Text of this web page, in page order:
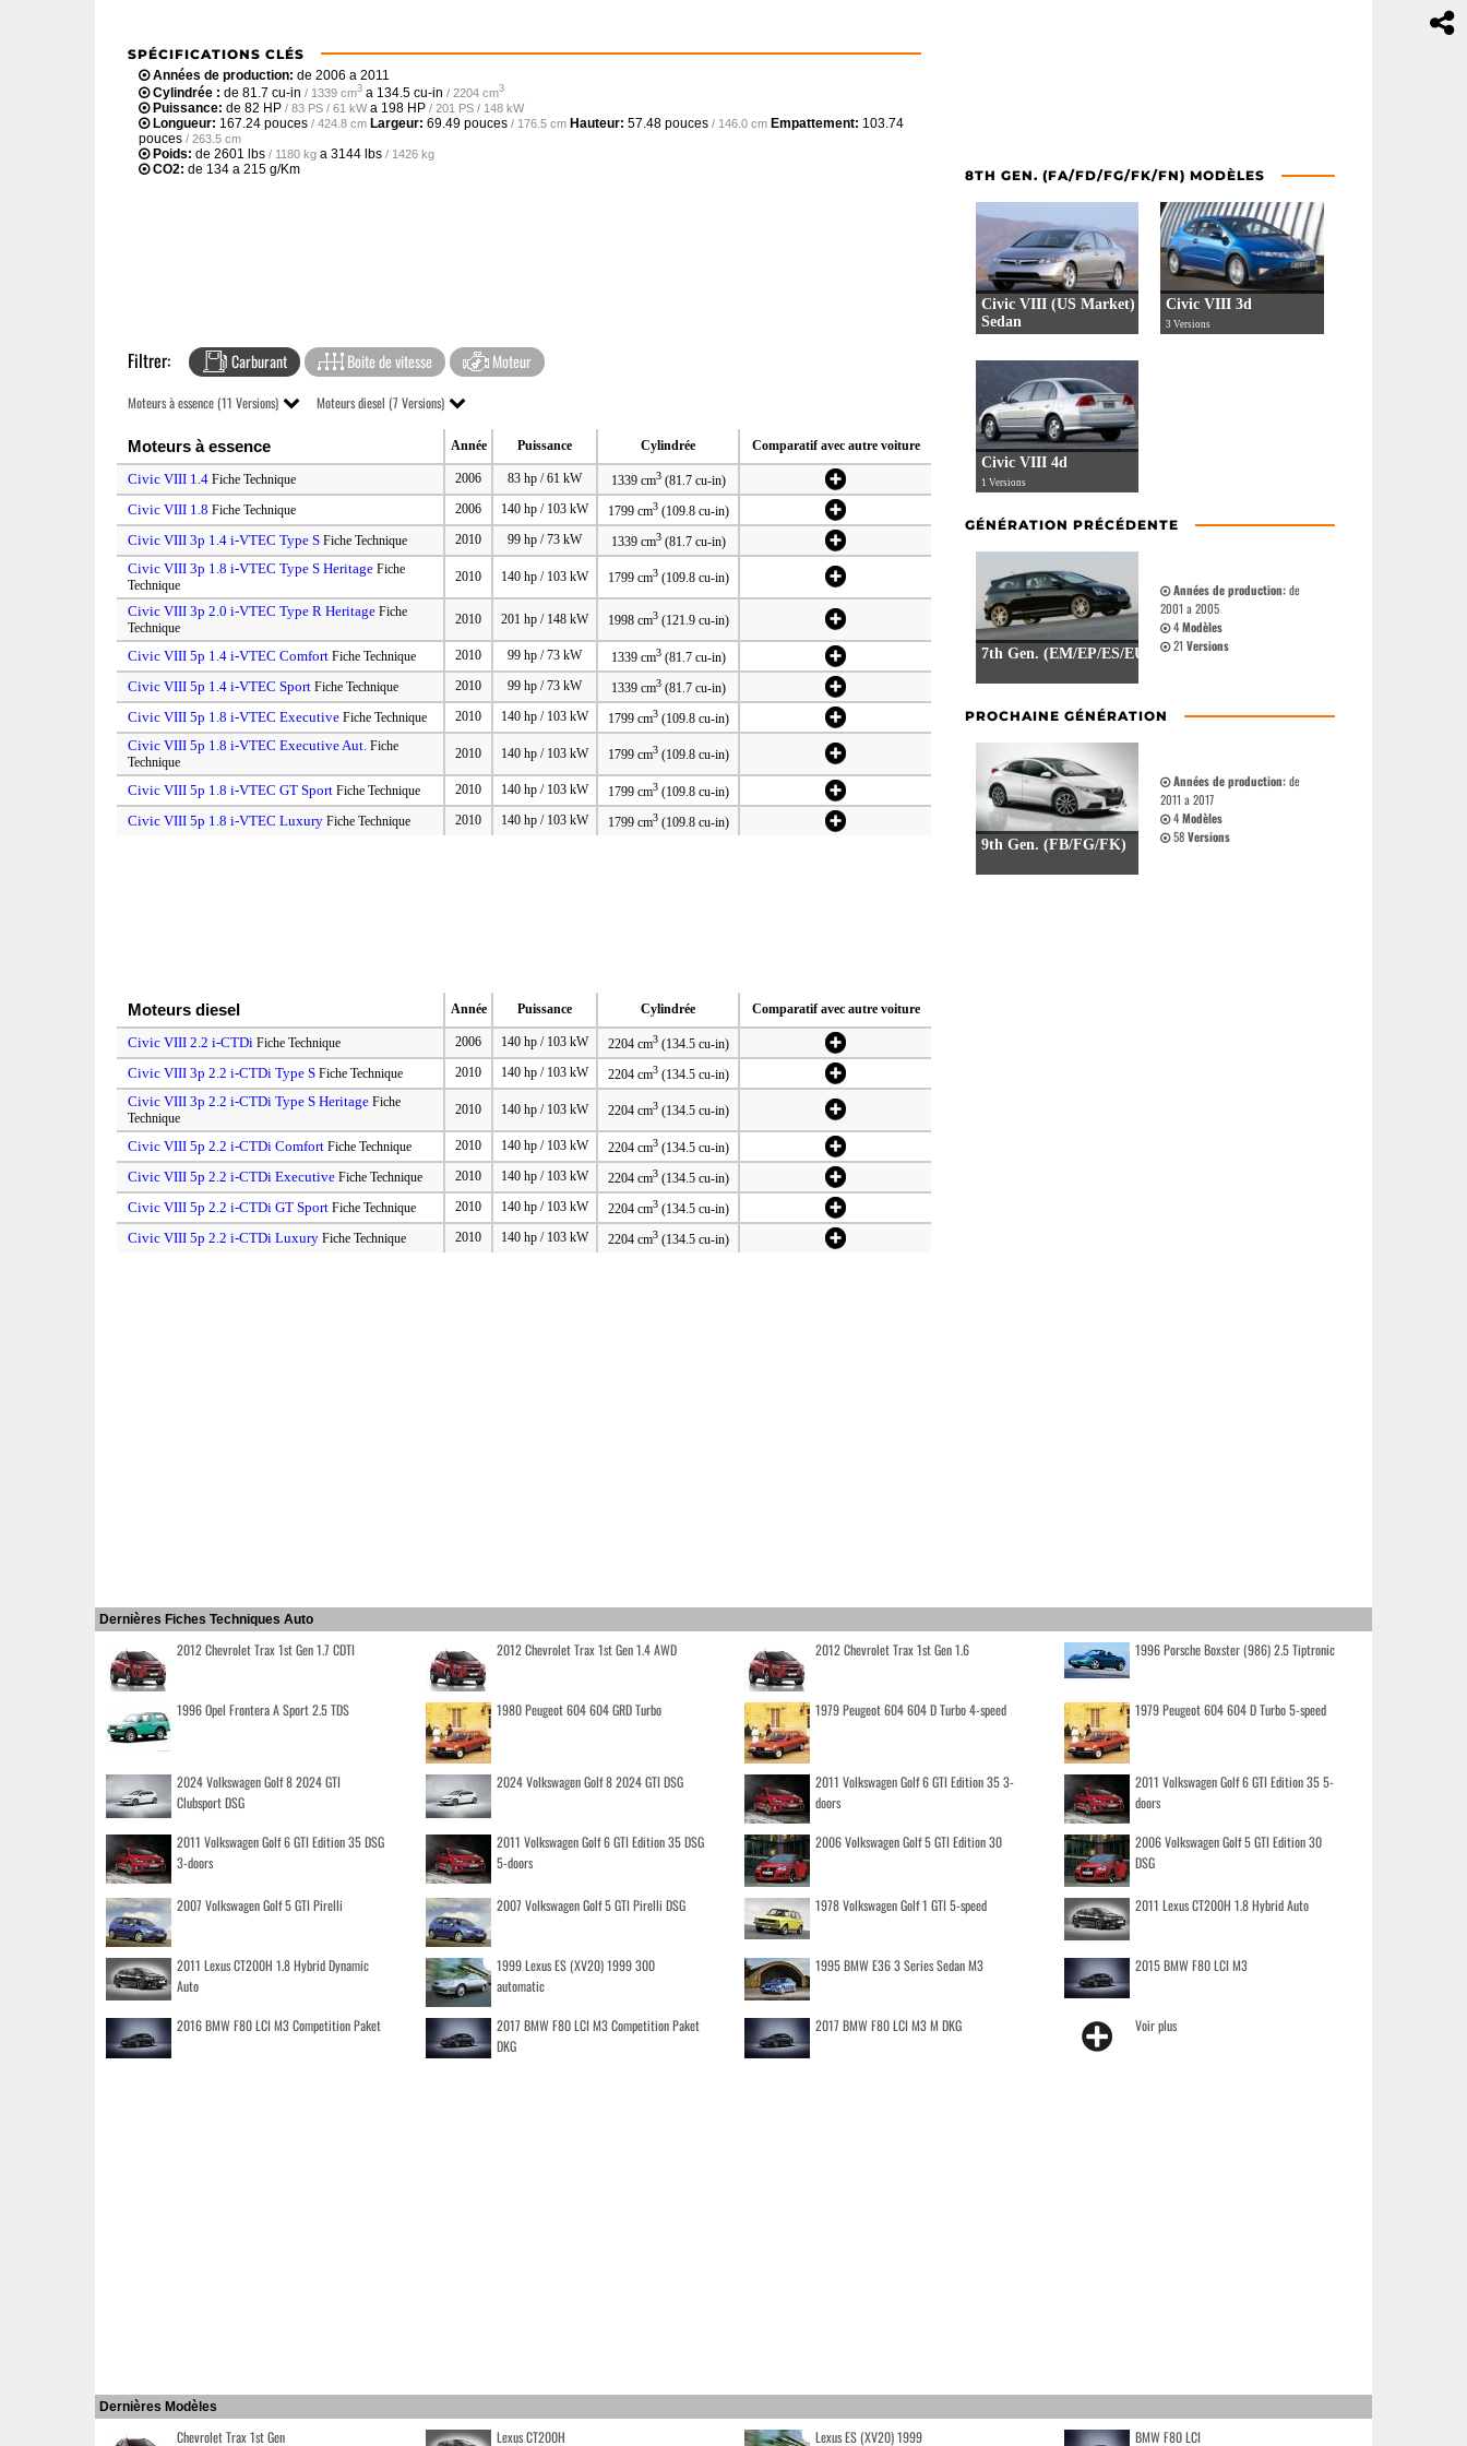
SPÉCIFICATIONS CLÉS
Années de production: de 2006 a 2011
Cylindrée : de 81.7 cu-in / 1339 cm3 a 134.5 cu-in / 2204 cm3
Puissance: de 82 HP / 83 PS / 61 kWa 198 HP / 201 PS / 148 kW
Longueur: 167.24 pouces / 424.8 cm Largeur: 69.49 pouces / 176.5 cm Hauteur: 57.48 pouces / 146.0 cm Empattement: 103.74
pouces / 263.5 cm
Poids: de 2601 lbs / 1180 kg a 3144 lbs / 1426 kg
CO2: de 134 a 215 g/Km
Filtrer: Carburant Boite de vitesse Moteur
Moteurs à essence (11 Versions) Moteurs diesel (7 Versions)
Moteurs à essence Année Puissance Cylindrée Comparatif avec autre voiture
Civic VIII 1.4 Fiche Technique 2006 83 hp / 61 kW 1339 cm3(81.7 cu-in)
Civic VIII 1.8 Fiche Technique 2006 140 hp / 103 kW 1799 cm3(109.8 cu-in)
Civic VIII 3p 1.4 i-VTEC Type S Fiche Technique 2010 99 hp / 73 kW 1339 cm3(81.7 cu-in)
Civic VIII 3p 1.8 i-VTEC Type S Heritage Fiche
Technique
2010 140 hp / 103 kW 1799 cm3(109.8 cu-in)
Civic VIII 3p 2.0 i-VTEC Type R Heritage Fiche
Technique
2010 201 hp / 148 kW 1998 cm3(121.9 cu-in)
Civic VIII 5p 1.4 i-VTEC Comfort Fiche Technique 2010 99 hp / 73 kW 1339 cm3(81.7 cu-in)
Civic VIII 5p 1.4 i-VTEC Sport Fiche Technique 2010 99 hp / 73 kW 1339 cm3(81.7 cu-in)
Civic VIII 5p 1.8 i-VTEC Executive Fiche Technique 2010 140 hp / 103 kW 1799 cm3(109.8 cu-in)
Civic VIII 5p 1.8 i-VTEC Executive Aut. Fiche
Technique
2010 140 hp / 103 kW 1799 cm3(109.8 cu-in)
Civic VIII 5p 1.8 i-VTEC GT Sport Fiche Technique 2010 140 hp / 103 kW 1799 cm3(109.8 cu-in)
Civic VIII 5p 1.8 i-VTEC Luxury Fiche Technique 2010 140 hp / 103 kW 1799 cm3(109.8 cu-in)
Moteurs diesel Année Puissance Cylindrée Comparatif avec autre voiture
Civic VIII 2.2 i-CTDi Fiche Technique 2006 140 hp / 103 kW 2204 cm3(134.5 cu-in)
Civic VIII 3p 2.2 i-CTDi Type S Fiche Technique 2010 140 hp / 103 kW 2204 cm3(134.5 cu-in)
Civic VIII 3p 2.2 i-CTDi Type S Heritage Fiche
Technique
2010 140 hp / 103 kW 2204 cm3(134.5 cu-in)
Civic VIII 5p 2.2 i-CTDi Comfort Fiche Technique 2010 140 hp / 103 kW 2204 cm3(134.5 cu-in)
Civic VIII 5p 2.2 i-CTDi Executive Fiche Technique 2010 140 hp / 103 kW 2204 cm3(134.5 cu-in)
Civic VIII 5p 2.2 i-CTDi GT Sport Fiche Technique 2010 140 hp / 103 kW 2204 cm3(134.5 cu-in)
Civic VIII 5p 2.2 i-CTDi Luxury Fiche Technique 2010 140 hp / 103 kW 2204 cm3(134.5 cu-in)
8TH GEN. (FA/FD/FG/FK/FN) MODÈLES
Civic VIII (US Market)
Sedan
Civic VIII 3d
3 Versions
Civic VIII 4d
1 Versions
GÉNÉRATION PRÉCÉDENTE
7th Gen. (EM/EP/ES/EU)
Années de production:de
2001 a 2005
4Modèles
21Versions
PROCHAINE GÉNÉRATION
9th Gen. (FB/FG/FK)
Années de production:de
2011 a 2017
4Modèles
58Versions
Dernières Fiches Techniques Auto
2012 Chevrolet Trax 1st Gen 1.7 CDTI 2012 Chevrolet Trax 1st Gen 1.4 AWD 2012 Chevrolet Trax 1st Gen 1.6 1996 Porsche Boxster (986) 2.5 Tiptronic
1996 Opel Frontera A Sport 2.5 TDS 1980 Peugeot 604 604 GRD Turbo 1979 Peugeot 604 604 D Turbo 4-speed 1979 Peugeot 604 604 D Turbo 5-speed
2024 Volkswagen Golf 8 2024 GTI
Clubsport DSG
2024 Volkswagen Golf 8 2024 GTI DSG
2011 Volkswagen Golf 6 GTI Edition 35 3-
doors
2011 Volkswagen Golf 6 GTI Edition 35 5-
doors
2011 Volkswagen Golf 6 GTI Edition 35 DSG
3-doors
2011 Volkswagen Golf 6 GTI Edition 35 DSG
5-doors
2006 Volkswagen Golf 5 GTI Edition 30
2006 Volkswagen Golf 5 GTI Edition 30
DSG
2007 Volkswagen Golf 5 GTI Pirelli 2007 Volkswagen Golf 5 GTI Pirelli DSG 1978 Volkswagen Golf 1 GTI 5-speed 2011 Lexus CT200H 1.8 Hybrid Auto
2011 Lexus CT200H 1.8 Hybrid Dynamic
Auto
1999 Lexus ES (XV20) 1999 300
automatic
1995 BMW E36 3 Series Sedan M3 2015 BMW F80 LCI M3
2016 BMW F80 LCI M3 Competition Paket
2017 BMW F80 LCI M3 Competition Paket
DKG
2017 BMW F80 LCI M3 M DKG Voir plus
Dernières Modèles
Chevrolet Trax 1st Gen Lexus CT200H Lexus ES (XV20) 1999 BMW F80 LCI